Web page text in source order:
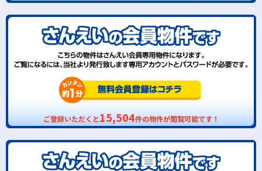
ご登録いただくと15,504件の物件が閲覧可能です！